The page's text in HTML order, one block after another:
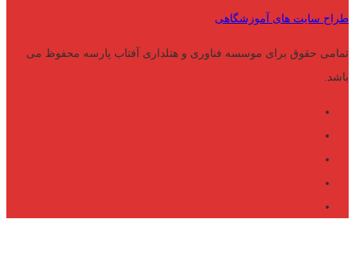
طراح سایت های آموزشگاهی
تمامی حقوق برای موسسه فناوری و هتلداری آفتاب پارسه محفوظ می
باشد.